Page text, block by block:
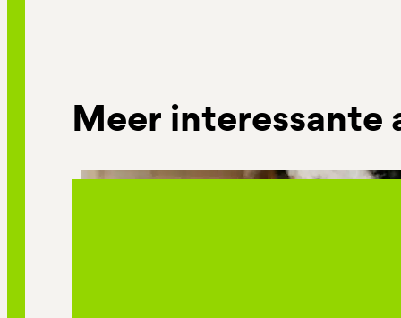
Meer interessante